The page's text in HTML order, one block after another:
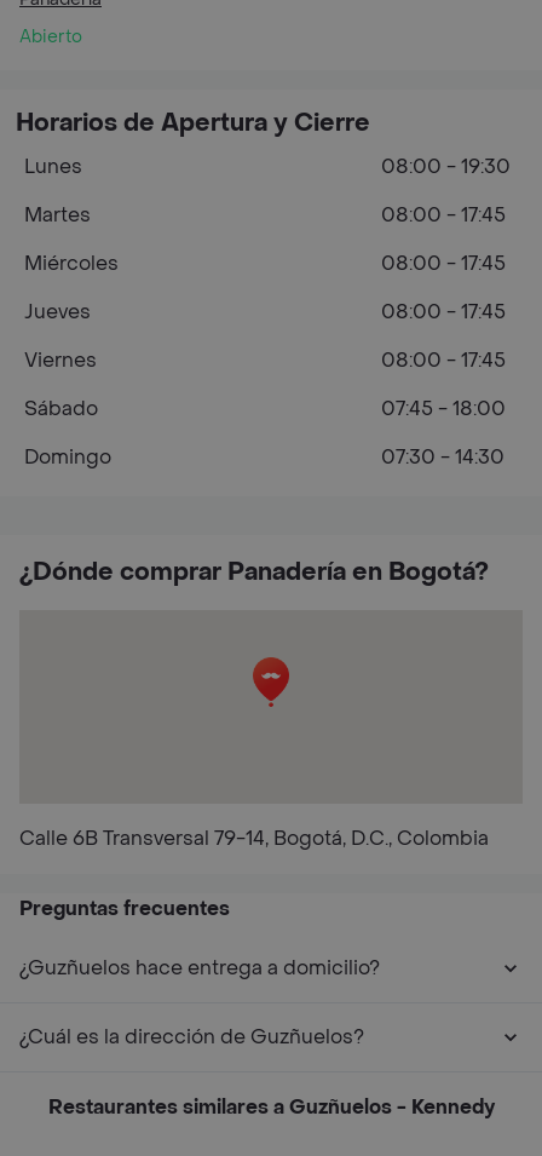
Abierto
¿Dónde comprar Panadería en Bogotá?
Calle 6B Transversal 79-14, Bogotá, D.C., Colombia
Horarios de Apertura y Cierre
Lunes
08:00 - 19:30
Martes
08:00 - 17:45
Miércoles
08:00 - 17:45
Jueves
08:00 - 17:45
Viernes
08:00 - 17:45
Sábado
07:45 - 18:00
Domingo
07:30 - 14:30
Preguntas frecuentes
¿Guzñuelos hace entrega a domicilio?
¿Cuál es la dirección de Guzñuelos?
Restaurantes similares a Guzñuelos - Kennedy